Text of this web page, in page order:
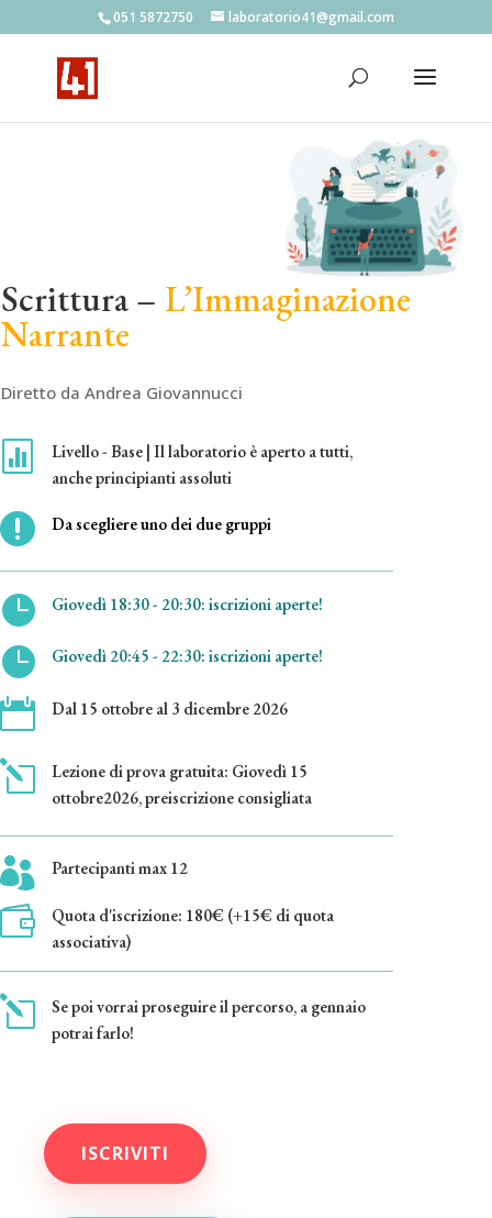
051 5872750 laboratorio41@gmail.com
Scrittura – L’Immaginazione
Narrante
Diretto da Andrea Giovannucci

Livello - Base | Il laboratorio è aperto a tutti,
anche principianti assoluti
 Da scegliere uno dei due gruppi
 Giovedì 18:30 - 20:30: iscrizioni aperte!
 Giovedì 20:45 - 22:30: iscrizioni aperte!
 Dal 15 ottobre al 3 dicembre 2026
l
Lezione di prova gratuita: Giovedì 15
ottobre2026, preiscrizione consigliata
 Partecipanti max 12

Quota d'iscrizione: 180€ (+15€ di quota
associativa)
l
Se poi vorrai proseguire il percorso, a gennaio
potrai farlo!
ISCRIVITI